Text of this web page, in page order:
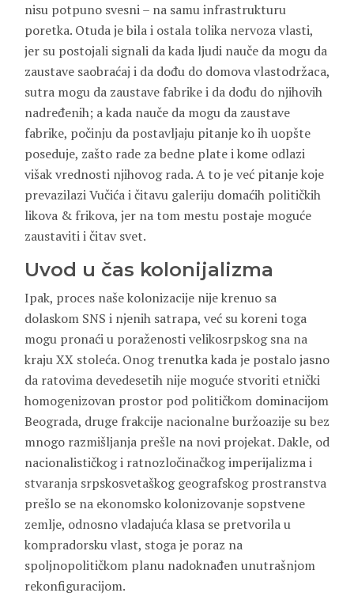
nisu potpuno svesni – na samu infrastrukturu
poretka. Otuda je bila i ostala tolika nervoza vlasti,
jer su postojali signali da kada ljudi nauče da mogu da
zaustave saobraćaj i da dođu do domova vlastodržaca,
sutra mogu da zaustave fabrike i da dođu do njihovih
nadređenih; a kada nauče da mogu da zaustave
fabrike, počinju da postavljaju pitanje ko ih uopšte
poseduje, zašto rade za bedne plate i kome odlazi
višak vrednosti njihovog rada. A to je već pitanje koje
prevazilazi Vučića i čitavu galeriju domaćih političkih
likova & frikova, jer na tom mestu postaje moguće
zaustaviti i čitav svet.
Uvod u čas kolonijalizma
Ipak, proces naše kolonizacije nije krenuo sa
dolaskom SNS i njenih satrapa, već su koreni toga
mogu pronaći u poraženosti velikosrpskog sna na
kraju XX stoleća. Onog trenutka kada je postalo jasno
da ratovima devedesetih nije moguće stvoriti etnički
homogenizovan prostor pod političkom dominacijom
Beograda, druge frakcije nacionalne buržoazije su bez
mnogo razmišljanja prešle na novi projekat. Dakle, od
nacionalističkog i ratnozločinačkog imperijalizma i
stvaranja srpskosvetaškog geografskog prostranstva
prešlo se na ekonomsko kolonizovanje sopstvene
zemlje, odnosno vladajuća klasa se pretvorila u
kompradorsku vlast, stoga je poraz na
spoljnopolitičkom planu nadoknađen unutrašnjom
rekonfiguracijom.